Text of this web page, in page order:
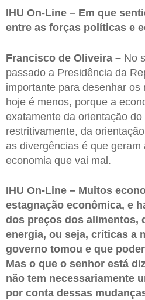
IHU On-Line – Em que
entre as forças políticas e
Francisco de Oliveira – No
passado a Presidência da
importante para desenhar os
hoje é menos, porque a
exatamente da orientação
restritivamente, da
as divergências é que geram
economia que vai mal.
IHU On-Line – Muitos
estagnação econômica, e
dos preços dos alimentos,
energia, ou seja, críticas a
governo tomou e que
Mas o que o senhor está
não tem necessariamente
por conta dessas